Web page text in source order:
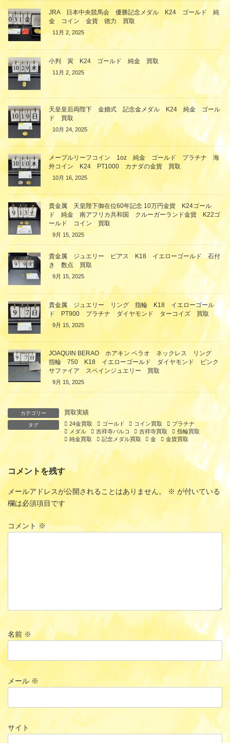
JRA 日本中央競馬会 優勝記念メダル K24 ゴールド 純
金 コイン 金貨 徳力 買取
11月 2, 2025
小判 寅 K24 ゴールド 純金 買取
11月 2, 2025
天皇皇后両陛下 金婚式 記念金メダル K24 純金 ゴール
ド 買取
10月 24, 2025
メープルリーフコイン 1oz 純金 ゴールド プラチナ 海
外コイン K24 PT1000 カナダの金貨 買取
10月 16, 2025
貴金属 天皇陛下御在位60年記念 10万円金貨 K24ゴール
ド 純金 南アフリカ共和国 クルーガーランド金貨 K22ゴ
ールド コイン 買取
9月 15, 2025
貴金属 ジュエリー ピアス K18 イエローゴールド 石付
き 数点 買取
9月 15, 2025
貴金属 ジュエリー リング 指輪 K18 イエローゴール
ド PT900 プラチナ ダイヤモンド ターコイズ 買取
9月 15, 2025
JOAQUIN BERAO ホアキン ベラオ ネックレス リング
指輪 750 K18 イエローゴールド ダイヤモンド ピンク
サファイア スペインジュエリー 買取
9月 15, 2025
カテゴリー 買取実績
タグ 24金買取 ゴールド コイン買取
プラチナ
メダル
吉祥寺パルコ 吉祥寺買取
指輪買取
純金買取
記念メダル買取 金 金貨買取
コメントを残す
メールアドレスが公開されることはありません。 ※ が付いている
欄は必須項目です
コメント ※
名前※
メール ※
サイト